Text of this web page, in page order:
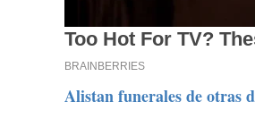
Alistan funerales de otras